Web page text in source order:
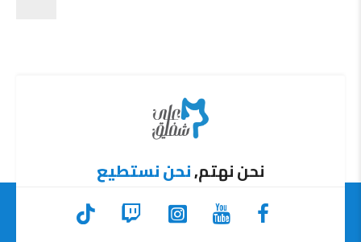
نحن نهتم,نحن نستطيع